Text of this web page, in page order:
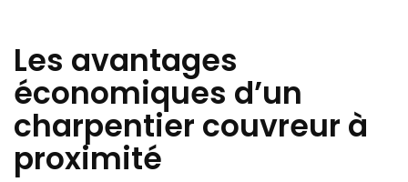
Les avantages
économiques d’un
charpentier couvreur à
proximité